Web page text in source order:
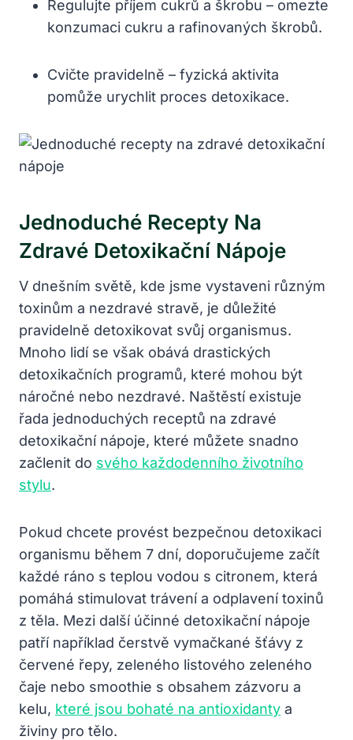
Regulujte příjem cukrů a škrobu – omezte
konzumaci cukru a rafinovaných škrobů.
Cvičte pravidelně – fyzická aktivita
pomůže urychlit proces detoxikace.
Jednoduché Recepty Na
Zdravé Detoxikační Nápoje
V dnešním světě, kde jsme vystaveni různým
toxinům a nezdravé stravě, je důležité
pravidelně detoxikovat svůj organismus.
Mnoho lidí se však obává drastických
detoxikačních programů, které mohou být
náročné nebo nezdravé. Naštěstí existuje
řada jednoduchých receptů na zdravé
detoxikační nápoje, které můžete snadno
začlenit do svého každodenního životního
stylu.
Pokud chcete provést bezpečnou detoxikaci
organismu během 7 dní, doporučujeme začít
každé ráno s teplou vodou s citronem, která
pomáhá stimulovat trávení a odplavení toxinů
z těla. Mezi další účinné detoxikační nápoje
patří například čerstvě vymačkané šťávy z
červené řepy, zeleného listového zeleného
čaje nebo smoothie s obsahem zázvoru a
kelu, které jsou bohaté na antioxidanty a
živiny pro tělo.